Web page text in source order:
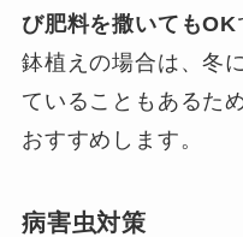
び肥料を撒いてもOK
鉢植えの場合は、冬
ていることもあるた
おすすめします。
病害虫対策